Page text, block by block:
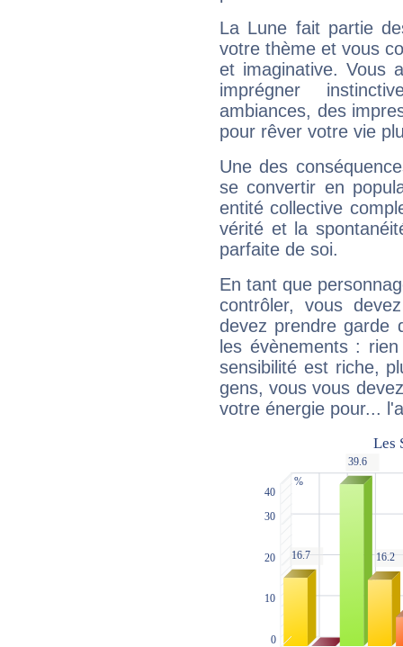
La Lune fait partie
votre thème et vous
et imaginative. Vous
imprégner
ambiances, des
pour rêver votre vie
Une des
se convertir en
entité collective
vérité et la
parfaite de soi.
En tant que
contrôler, vous
devez prendre garde
les évènements :
sensibilité est riche,
gens, vous vous
votre énergie pour...